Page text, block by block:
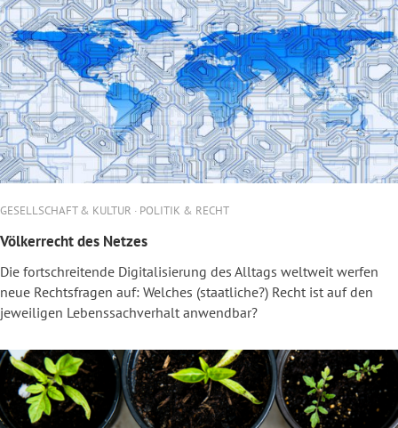
GESELLSCHAFT & KULTUR · POLITIK & RECHT
Völkerrecht des Netzes
Die fortschreitende Digitalisierung des Alltags weltweit werfen
neue Rechtsfragen auf: Welches (staatliche?) Recht ist auf den
jeweiligen Lebenssachverhalt anwendbar?